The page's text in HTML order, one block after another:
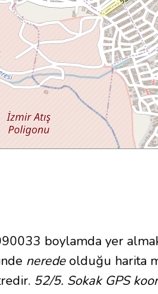
boylamda yer
neredeolduğu harita
52/5. Sokak GPS